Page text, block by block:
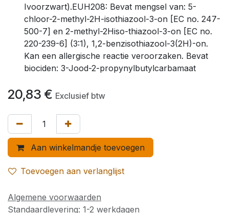
Ivoorzwart).EUH208: Bevat mengsel van: 5-
chloor-2-methyl-2H-isothiazool-3-on [EC no. 247-
500-7] en 2-methyl-2Hiso-thiazool-3-on [EC no.
220-239-6] (3:1), 1,2-benzisothiazool-3(2H)-on.
Kan een allergische reactie veroorzaken. Bevat
biociden: 3-Jood-2-propynylbutylcarbamaat
20,83 € Exclusief btw
Aan winkelmandje toevoegen
Toevoegen aan verlanglijst
Algemene voorwaarden
Standaardlevering: 1-2 werkdagen